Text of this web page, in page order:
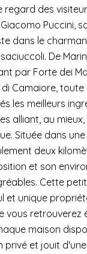
des
Puccini,
dans le
De
par Forte dei
Camaiore,
les meilleurs
alliant, au
Située dans une
deux
et son
Cette
et unique
vous retrouverez
maison
et jouit